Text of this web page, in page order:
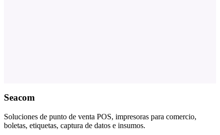
Seacom
Soluciones de punto de venta POS, impresoras para comercio,
boletas, etiquetas, captura de datos e insumos.